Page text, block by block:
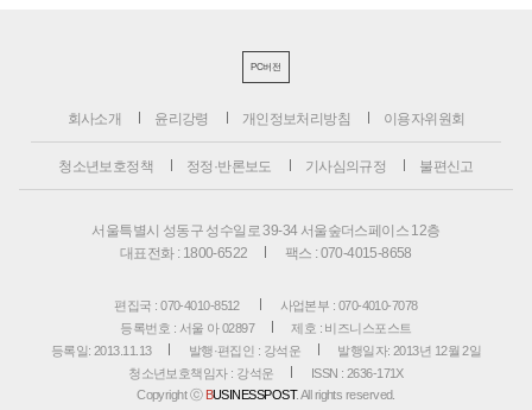
PC버전
회사소개 윤리강령 개인정보처리방침 이용자위원회
청소년보호정책 정정·반론보도 기사심의규정 불편신고
서울특별시 성동구 성수일로 39-34 서울숲더스페이스 12층
대표전화 : 1800-6522
팩스 : 070-4015-8658
편집국 : 070-4010-8512
사업본부 : 070-4010-7078
등록번호 : 서울 아 02897
제호 : 비즈니스포스트
등록일: 2013.11.13
발행·편집인 : 강석운
발행일자: 2013년 12월 2일
청소년보호책임자 : 강석운
ISSN : 2636-171X
Copyright ⓒ BUSINESSPOST. All rights reserved.